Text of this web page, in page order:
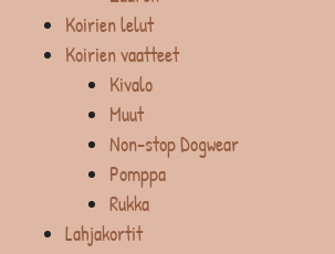
Koirien lelut
Koirien vaatteet
Kivalo
Muut
Non-stop Dogwear
Pomppa
Rukka
Lahjakortit